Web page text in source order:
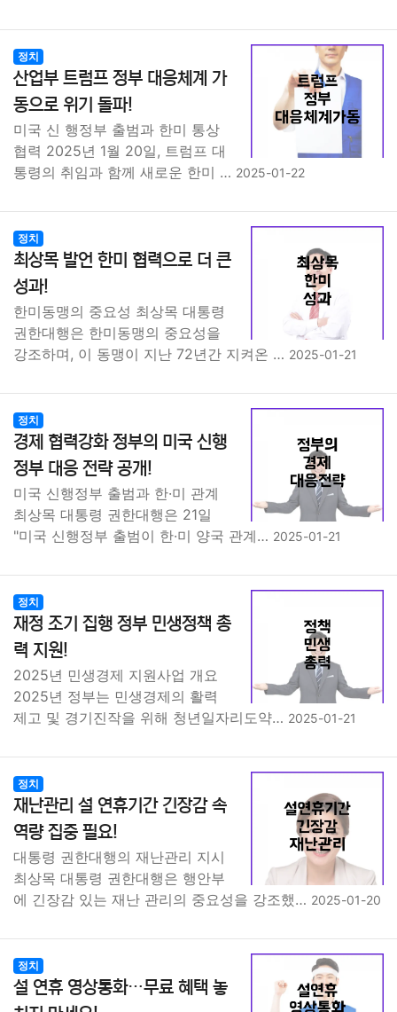
정치
산업부 트럼프 정부 대응체계 가
동으로 위기 돌파!
미국 신 행정부 출범과 한미 통상
협력 2025년 1월 20일, 트럼프 대
통령의 취임과 함께 새로운 한미 … 2025-01-22
정치
최상목 발언 한미 협력으로 더 큰
성과!
한미동맹의 중요성 최상목 대통령
권한대행은 한미동맹의 중요성을
강조하며, 이 동맹이 지난 72년간 지켜온 … 2025-01-21
정치
경제 협력강화 정부의 미국 신행
정부 대응 전략 공개!
미국 신행정부 출범과 한·미 관계
최상목 대통령 권한대행은 21일
"미국 신행정부 출범이 한·미 양국 관계… 2025-01-21
정치
재정 조기 집행 정부 민생정책 총
력 지원!
2025년 민생경제 지원사업 개요
2025년 정부는 민생경제의 활력
제고 및 경기진작을 위해 청년일자리도약… 2025-01-21
정치
재난관리 설 연휴기간 긴장감 속
역량 집중 필요!
대통령 권한대행의 재난관리 지시
최상목 대통령 권한대행은 행안부
에 긴장감 있는 재난 관리의 중요성을 강조했… 2025-01-20
정치
설 연휴 영상통화…무료 혜택 놓